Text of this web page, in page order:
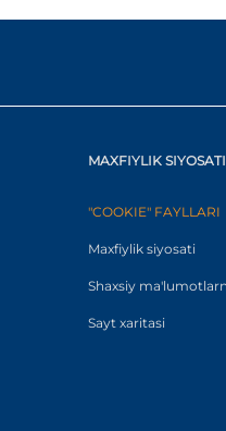
MAXFIYLIK SIYOSATI
"COOKIE" FAYLLARI
Maxfiylik siyosati
Shaxsiy
Sayt xaritasi